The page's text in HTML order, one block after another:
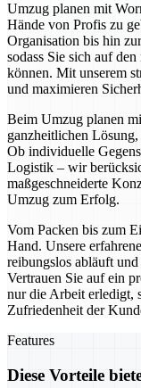
Umzug planen mit
Hände von Profis zu
Organisation bis hin
sodass Sie sich auf
können. Mit unserem
und maximieren
Beim Umzug planen
ganzheitlichen
Ob individuelle
Logistik – wir
maßgeschneiderte
Umzug zum Erfolg.
Vom Packen bis zum
Hand. Unsere
reibungslos abläuft
Vertrauen Sie auf ein
nur die Arbeit erledigt,
Zufriedenheit der
Features
Diese Vorteile